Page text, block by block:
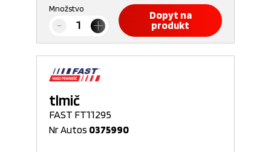
Množstvo
Dopyt na
produkt
tlmič
FAST FT11295
Nr Autos 0375990